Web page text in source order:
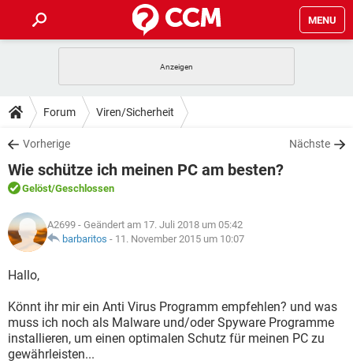
MENU
ANDROID
WINDOWS 10
WHATSAPP TIKTOK
FACEBOOK
TIPPS & TRICKS
SPIELE
WINDOWS 10
WHATSAPP
FACEBOOK HARDWARE
DOWNLOADS
SPIELE STREAMING
ANDROID
WINDOWS 10 INSTAGRAM
WHATSAPP
FACEBOOK
FORUM
SPIELE
ANDROID IOS
FACEBOOK HARDWARE
LEXIKON
SPIELE
ANDROID
WINDOWS 10 INSTAGRAM
WHATSAPP TIKTOK
FACEBOOK
Forum Viren/Sicherheit
Vorherige Nächste
Wie schütze ich meinen PC am besten?
Gelöst/Geschlossen
A2699 - Geändert am 17. Juli 2018 um 05:42
barbaritos - 11. November 2015 um 10:07
Hallo,
Könnt ihr mir ein Anti Virus Programm empfehlen? und was
muss ich noch als Malware und/oder Spyware Programme
installieren, um einen optimalen Schutz für meinen PC zu
gewährleisten...